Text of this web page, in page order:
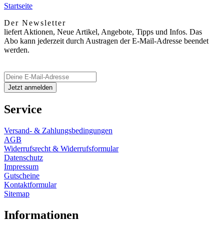
Startseite
Der Newsletter
liefert Aktionen, Neue Artikel, Angebote, Tipps und Infos. Das
Abo kann jederzeit durch Austragen der E-Mail-Adresse beendet
werden.
Service
Versand- & Zahlungsbedingungen
AGB
Widerrufsrecht & Widerrufsformular
Datenschutz
Impressum
Gutscheine
Kontaktformular
Sitemap
Informationen